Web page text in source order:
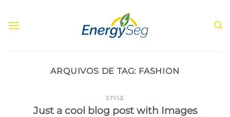
content
ARQUIVOS DE TAG: FASHION
STYLE
Just a cool blog post with Images